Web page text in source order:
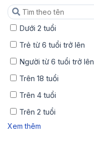
Dưới 2 tuổi
Trẻ từ 6 tuổi trở lên
Người từ 6 tuổi trở lên
Trên 18 tuổi
Trên 4 tuổi
Trên 2 tuổi
Xem thêm